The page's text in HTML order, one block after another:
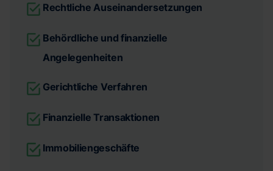
Rechtliche Auseinandersetzungen
Behördliche und finanzielle
Angelegenheiten
Gerichtliche Verfahren
Finanzielle Transaktionen
Immobiliengeschäfte